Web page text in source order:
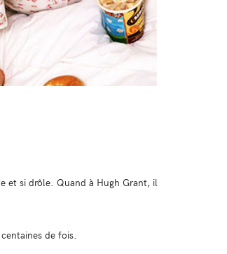
et si drôle. Quand à Hugh Grant, il
de fois.